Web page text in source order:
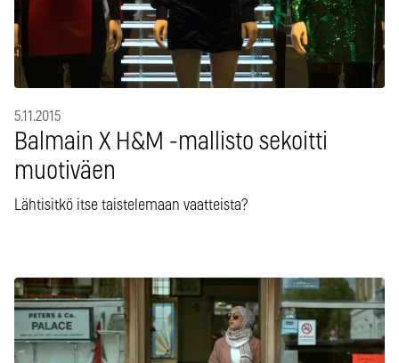
5.11.2015
Balmain X H&M -mallisto sekoitti
muotiväen
Lähtisitkö itse taistelemaan vaatteista?